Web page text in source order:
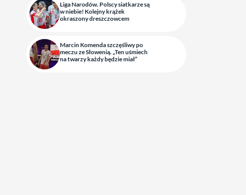
Liga Narodów. Polscy siatkarze są
w niebie! Kolejny krążek
okraszony dreszczowcem
Marcin Komenda szczęśliwy po
meczu ze Słowenią. „Ten uśmiech
na twarzy każdy będzie miał”